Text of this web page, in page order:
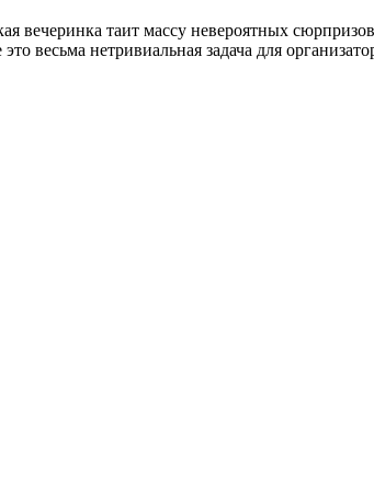
вечеринка таит массу невероятных
весьма нетривиальная задача для